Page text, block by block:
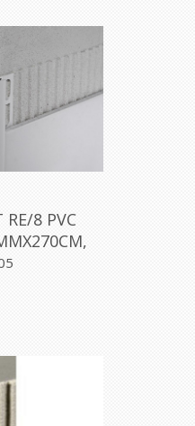
RE/8 PVC